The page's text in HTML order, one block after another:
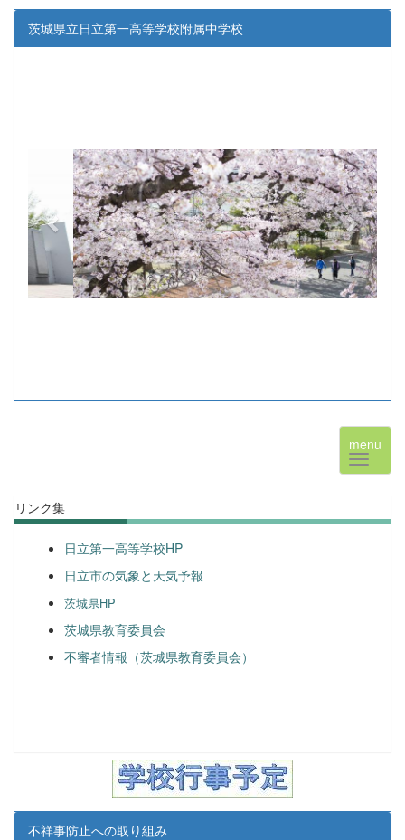
茨城県立日立第一高等学校附属中学校
u
s
t
menu
リンク集
日立第一高等学校HP
日立市の気象と天気予報
茨城県HP
茨城県教育委員会
不審者情報（茨城県教育委員会）
不祥事防止への取り組み